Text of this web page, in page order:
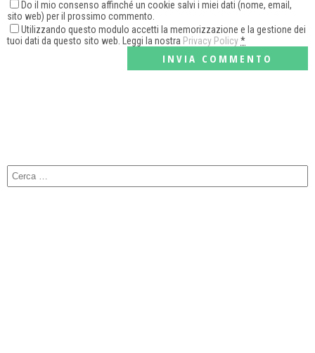
Do il mio consenso affinché un cookie salvi i miei dati (nome, email,
sito web) per il prossimo commento.
Utilizzando questo modulo accetti la memorizzazione e la gestione dei
tuoi dati da questo sito web. Leggi la nostra Privacy Policy*